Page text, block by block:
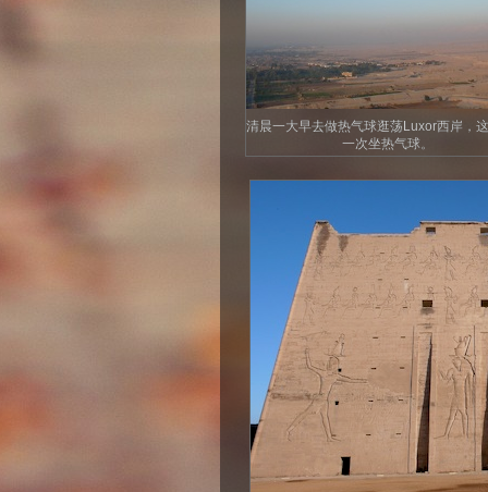
清晨一大早去做热气球逛荡Luxor西岸，
一次坐热气球。